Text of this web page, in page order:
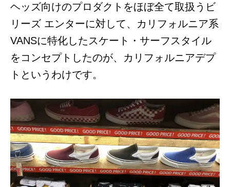
ヘッズ向けのプロダクトをほぼ全て取扱うビ
リーズ エンターに対して、カリフォルニア系
VANSに特化したスケート・サーフスタイル
をコンセプトしたのが、カリフォルニアデプ
トというわけです。